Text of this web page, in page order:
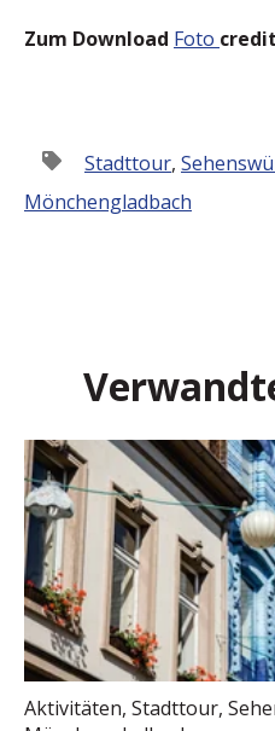
Zum Download Foto
Stadttour,
Mönchengladbach
Aktivitäten, Stadttour,